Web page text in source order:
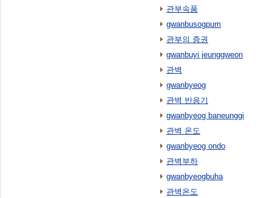
관부속품
gwanbusogpum
관부의 증권
gwanbuyi jeunggweon
관벽
gwanbyeog
관벽 반응기
gwanbyeog baneunggi
관벽 온도
gwanbyeog ondo
관벽부하
gwanbyeogbuha
관벽온도